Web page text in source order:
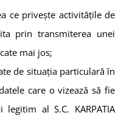
ce privește activitățile de
prin transmiterea unei
mai jos;
de situația particulară în
care o vizează să fie
legitim alS.C. KARPATIA